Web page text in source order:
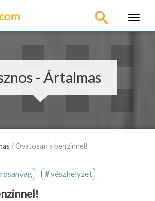
- Ártalmas
/Óvatosan a benzinnel!
vészhelyzet